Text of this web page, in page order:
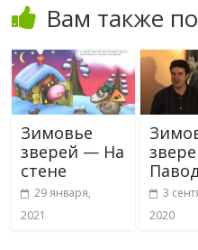
Вам также
Зимовье
зверей — На
стене
29 января,
2021
3
2020